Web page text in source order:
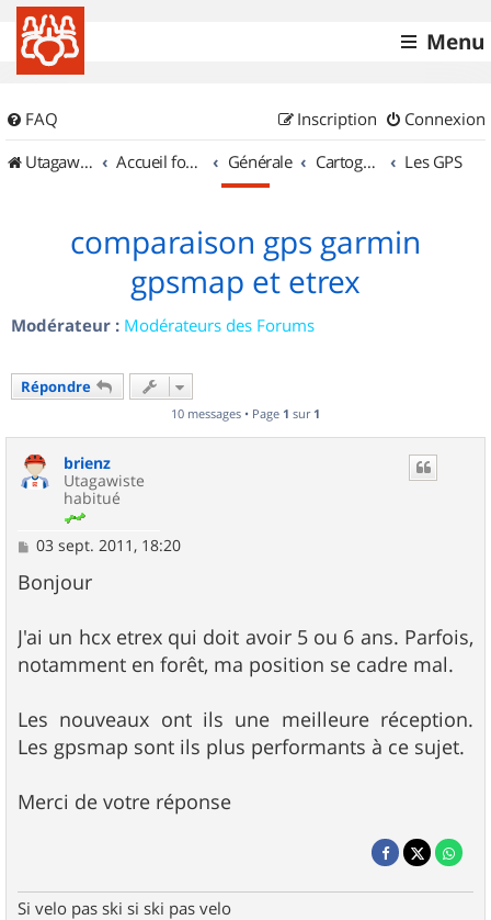
Menu
FAQ Connexion
Inscription
UtagawaVTT (Randos VTT et VTTAE avec traces GPS)
Accueil forum Générale Cartographie et GPS Les GPS
comparaison gps garmin
gpsmap et etrex
Modérateur : Modérateurs des Forums
Répondre
10 messages • Page 1 sur 1
brienz
Utagawiste
habitué
M
s
s
g
e
03 sept. 2011, 18:20
Bonjour
J'ai un hcx etrex qui doit avoir 5 ou 6 ans. Parfois,
notamment en forêt, ma position se cadre mal.
Les nouveaux ont ils une meilleure réception.
Les gpsmap sont ils plus performants à ce sujet.
Merci de votre réponse
Si velo pas ski si ski pas velo